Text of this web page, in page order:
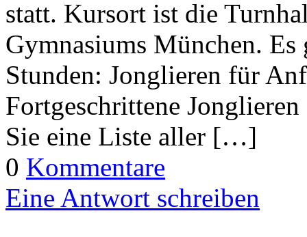
statt. Kursort ist die
Gymnasiums München.
Stunden: Jonglieren für
Fortgeschrittene
Sie eine Liste aller […]
0 Kommentare
Eine Antwort schreiben